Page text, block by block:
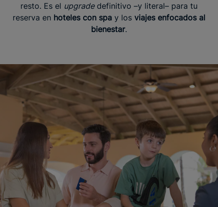
resto. Es el upgradedefinitivo –y literal– para tu
reserva en hoteles con spa y los viajes enfocados al
bienestar.